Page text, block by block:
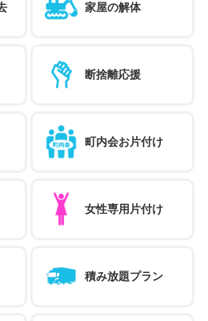
家屋の解体
断捨離応援
町内会お片付け
女性専用片付け
積み放題プラン